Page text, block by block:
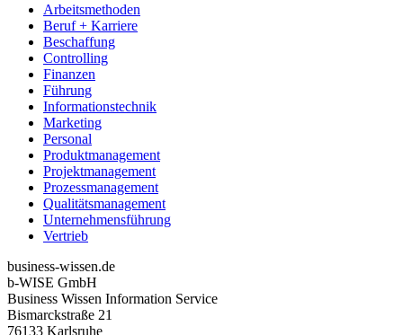
Arbeitsmethoden
Beruf + Karriere
Beschaffung
Controlling
Finanzen
Führung
Informationstechnik
Marketing
Personal
Produktmanagement
Projektmanagement
Prozessmanagement
Qualitätsmanagement
Unternehmensführung
Vertrieb
business-wissen.de
b-WISE GmbH
Business Wissen Information Service
Bismarckstraße 21
76133 Karlsruhe